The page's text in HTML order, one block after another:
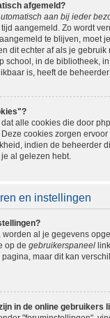
afgemeld?
aan bij ieder
aangemeld. Zo wordt
te blijven, moet
dit echter af als je gebruik
school, in de bibliotheek,
is, heeft de
alle cookies die door
cookies zorgen
indien de beheerder
al gelezen hebt.
en instellingen
al je gegevens
op de gebruikerspaneel
maar dit kan
in de online gebruikers